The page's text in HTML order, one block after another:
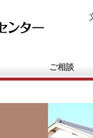
ご相談